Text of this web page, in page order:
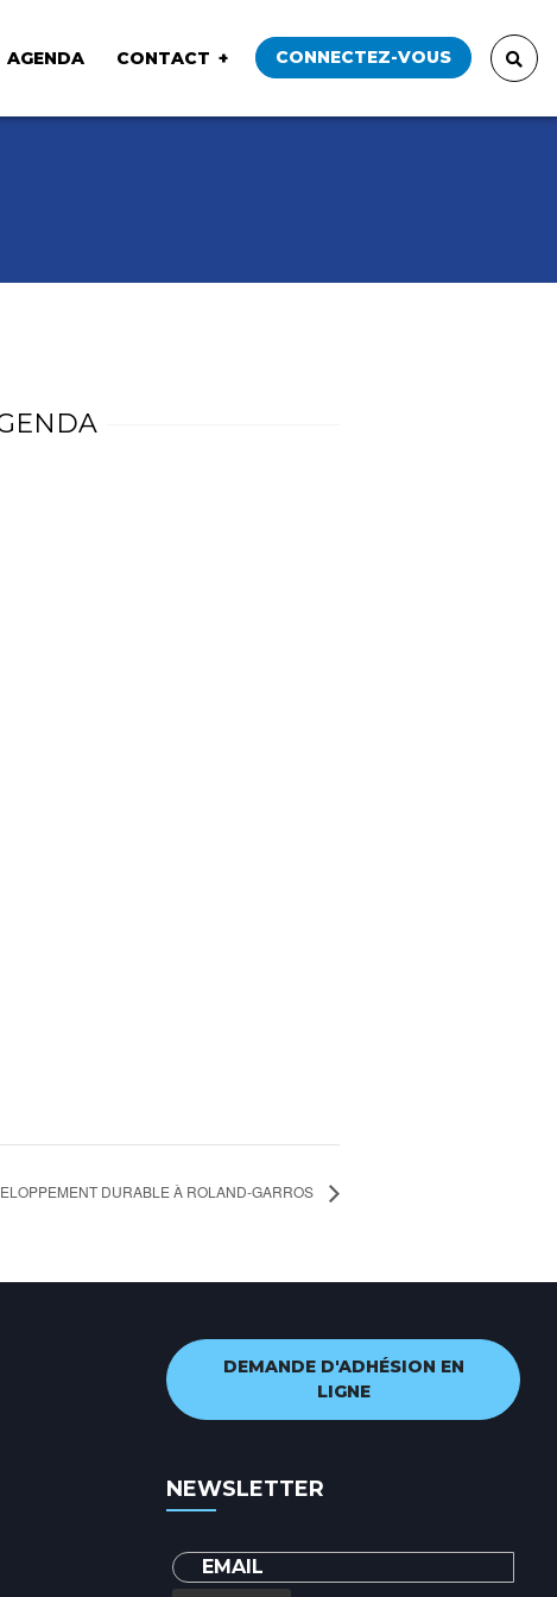
AGENDA CONTACT CONNECTEZ-VOUS
DURABLE À ROLAND-GARROS
DEMANDE D'ADHÉSION EN
LIGNE
NEWSLETTER